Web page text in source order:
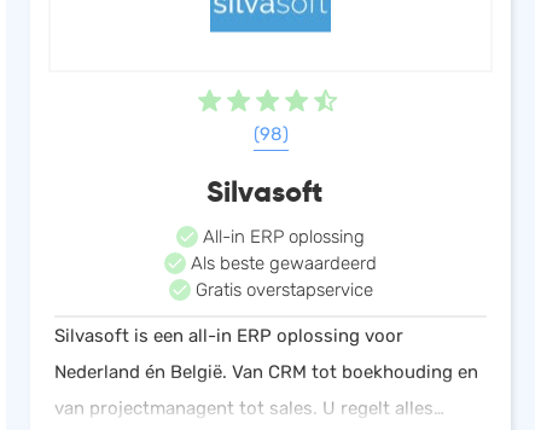
(98)
Silvasoft
All-in ERP oplossing
Als beste gewaardeerd
Gratis overstapservice
Silvasoft is een all-in ERP oplossing voor
Nederland én België. Van CRM tot boekhouding en
van projectmanagent tot sales. U regelt alles